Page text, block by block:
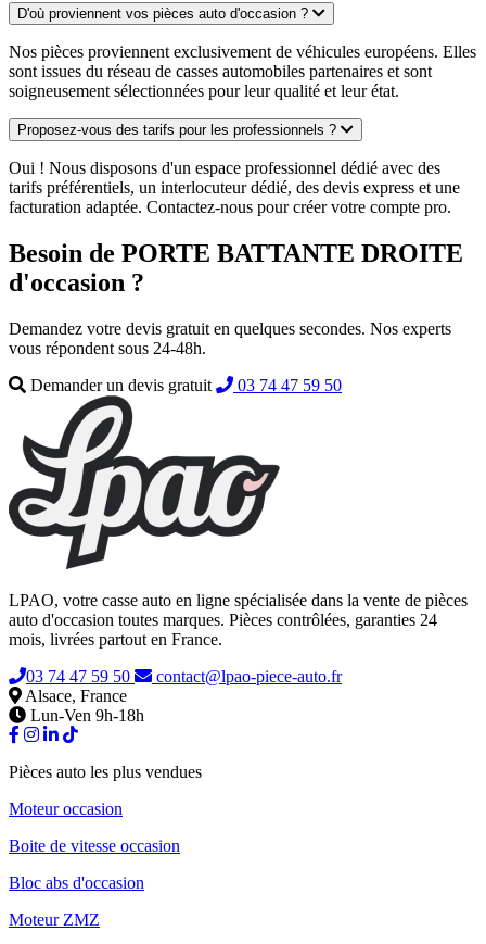
D'où proviennent vos pièces auto d'occasion ?
Nos pièces proviennent exclusivement de véhicules européens. Elles
sont issues du réseau de casses automobiles partenaires et sont
soigneusement sélectionnées pour leur qualité et leur état.
Proposez-vous des tarifs pour les professionnels ?
Oui ! Nous disposons d'un espace professionnel dédié avec des
tarifs préférentiels, un interlocuteur dédié, des devis express et une
facturation adaptée. Contactez-nous pour créer votre compte pro.
Besoin de PORTE BATTANTE DROITE
d'occasion ?
Demandez votre devis gratuit en quelques secondes. Nos experts
vous répondent sous 24-48h.
Demander un devis gratuit
03 74 47 59 50
LPAO, votre casse auto en ligne spécialisée dans la vente de pièces
auto d'occasion toutes marques. Pièces contrôlées, garanties 24
mois, livrées partout en France.
03 74 47 59 50
contact@lpao-piece-auto.fr
Alsace, France
Lun-Ven 9h-18h
Pièces auto les plus vendues
Moteur occasion
Boite de vitesse occasion
Bloc abs d'occasion
Moteur ZMZ